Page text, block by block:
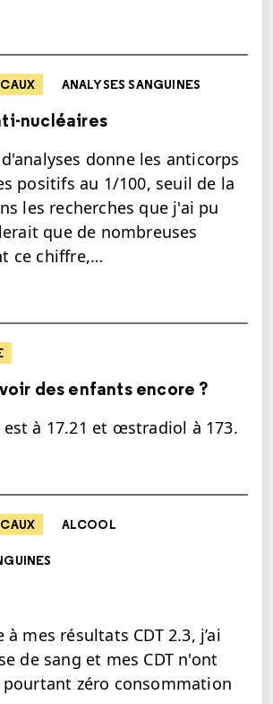
ANALYSES SANGUINES
nucléaires
donne les anticorps
positifs au 1/100, seuil de la
les recherches que j'ai pu
que de nombreuses
ce chiffre,…
des enfants encore ?
à 17.21 et œstradiol à 173.
ALCOOL
mes résultats CDT 2.3, j’ai
de sang et mes CDT n'ont
pourtant zéro consommation